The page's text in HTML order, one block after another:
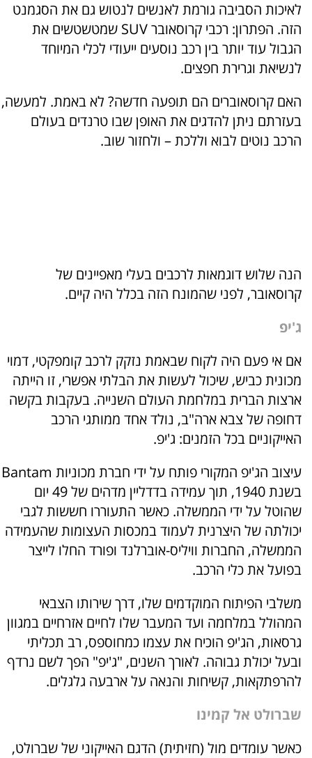
לאיכות הסביבה גורמת לאנשים לנטוש גם את הסגמנט
הזה. הפתרון: רכבי קרוסאובר SUV שמטשטשים את
הגבול עוד יותר בין רכב נוסעים ייעודי לכלי המיוחד
לנשיאת וגרירת חפצים.
האם קרוסאוברים הם תופעה חדשה? לא באמת. למעשה,
בעזרתם ניתן להדגים את האופן שבו טרנדים בעולם
הרכב נוטים לבוא וללכת – ולחזור שוב.
הנה שלוש דוגמאות לרכבים בעלי מאפיינים של
קרוסאובר, לפני שהמונח הזה בכלל היה קיים.
ג'יפ
אם אי פעם היה לקוח שבאמת נזקק לרכב קומפקטי, דמוי
מכונית כביש, שיכול לעשות את הבלתי אפשרי, זו הייתה
ארצות הברית במלחמת העולם השנייה. בעקבות בקשה
דחופה של צבא ארה"ב, נולד אחד ממותגי הרכב
האייקוניים בכל הזמנים: ג'יפ.
עיצוב הג'יפ המקורי פותח על ידי חברת מכוניות Bantam
בשנת 1940, תוך עמידה בדדליין מדהים של 49 יום
שהוטל על ידי הממשלה. כאשר התעוררו חששות לגבי
יכולתה של היצרנית לעמוד במכסות העצומות שהעמידה
הממשלה, החברות וויליס-אוברלנד ופורד החלו לייצר
בפועל את כלי הרכב.
משלבי הפיתוח המוקדמים שלו, דרך שירותו הצבאי
המהולל במלחמה ועד המעבר שלו לחיים אזרחיים במגוון
גרסאות, הג'יפ הוכיח את עצמו כמחוספס, רב תכליתי
ובעל יכולת גבוהה. לאורך השנים, "ג'יפ" הפך לשם נרדף
להרפתקאות, קשיחות והנאה על ארבעה גלגלים.
שברולט אל קמינו
כאשר עומדים מול (חזיתית) הדגם האייקוני של שברולט,